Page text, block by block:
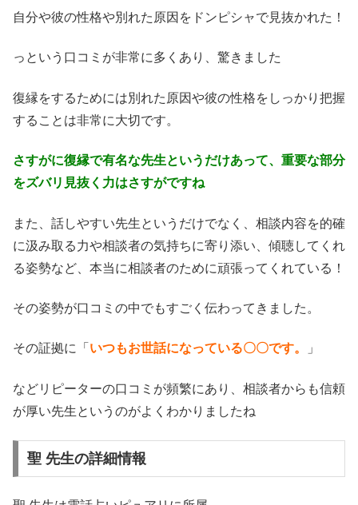
自分や彼の性格や別れた原因をドンピシャで見抜かれた！
っという口コミが非常に多くあり、驚きました
復縁をするためには別れた原因や彼の性格をしっかり把握
することは非常に大切です。
さすがに復縁で有名な先生というだけあって、重要な部分
をズバリ見抜く力はさすがですね
また、話しやすい先生というだけでなく、相談内容を的確
に汲み取る力や相談者の気持ちに寄り添い、傾聴してくれ
る姿勢など、本当に相談者のために頑張ってくれている！
その姿勢が口コミの中でもすごく伝わってきました。
その証拠に「 いつもお世話になっている〇〇です。 」
などリピーターの口コミが頻繁にあり、相談者からも信頼
が厚い先生というのがよくわかりましたね
聖 先生の詳細情報